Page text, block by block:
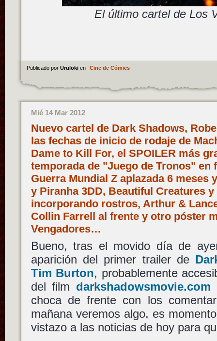
El último cartel de Los
Publicado por Uruloki en Cine de Cómics.
Mié 14 Mar 2012
Nuevo cartel de Dark Shadows,
las fechas de inicio de rodaje de
Dame to Kill For, el SPOILER más
temporada de "Juego de Tronos" en
Guerra Mundial Z aplazada 6 meses
y Piranha 3DD, Beautiful Creatures
incorporando rostros, Arthur &
Collin Farrell al frente y otro póster
Vengadores…
Bueno, tras el movido día de
aparición del primer trailer de
Tim Burton, probablemente
del film darkshadowsmovie.com
choca de frente con los
mañana veremos algo, es
vistazo a las noticias de hoy para